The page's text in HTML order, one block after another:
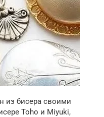
из бисера своими
Toho и Miyuki,